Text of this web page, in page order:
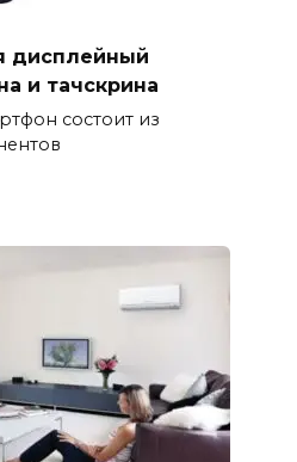
дисплейный
и тачскрина
состоит из